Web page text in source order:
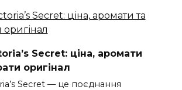
Secret: ціна, аромати
оригінал
Secret — це поєднання